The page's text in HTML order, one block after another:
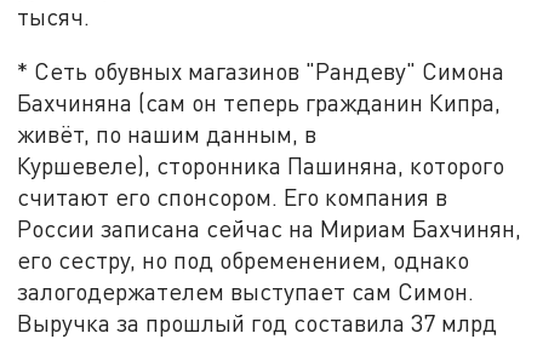
тысяч.
* Сеть обувных магазинов "Рандеву" Симона
Бахчиняна (сам он теперь гражданин Кипра,
живёт, по нашим данным, в
Куршевеле), сторонника Пашиняна, которого
считают его спонсором. Его компания в
России записана сейчас на Мириам Бахчинян,
его сестру, но под обременением, однако
залогодержателем выступает сам Симон.
Выручка за прошлый год составила 37 млрд